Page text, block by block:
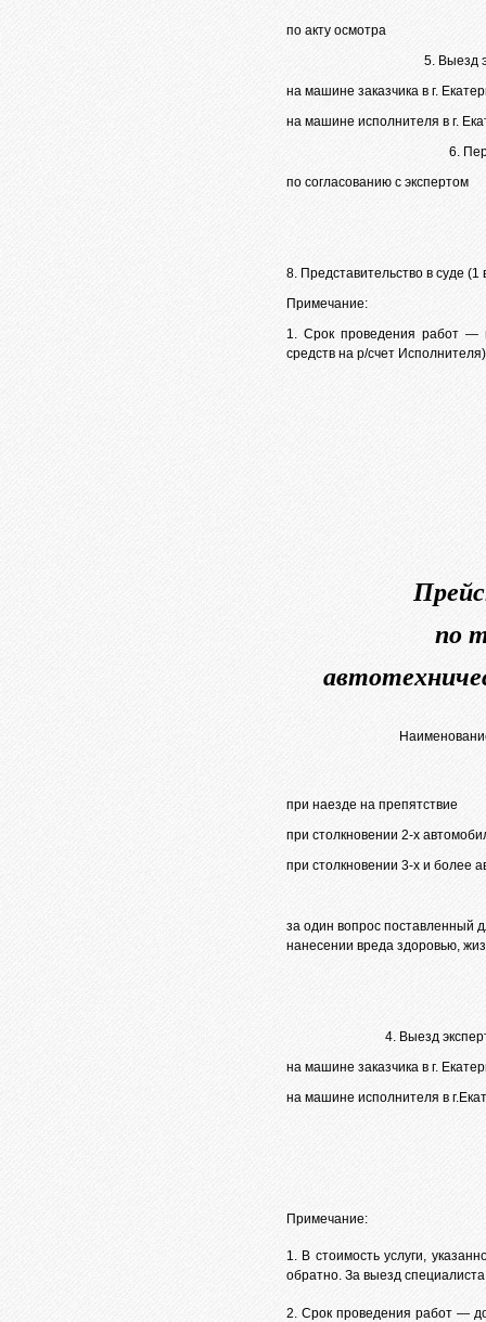
по акту осмотра
5. Выезд
на машине заказчика в г.
на машине исполнителя в г.
6.
по согласованию с экспертом
8. Представительство в суде (1
Примечание:
1. Срок проведения работ —
средств на р/счет
по
при наезде на препятствие
при столкновении 2-х
при столкновении 3-х и более
за один вопрос поставленный
нанесении вреда здоровью,
4. Выезд
на машине заказчика в г.
на машине исполнителя в
Примечание:
1. В стоимость услуги,
обратно. За выезд
2. Срок проведения работ —